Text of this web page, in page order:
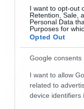
I want to opt-out
Retention, Sale,
Personal Data
Purposes for
Opted Out
Google consents
I want to allow
related to
device identifiers
που μας
μας και δεν μας
ζωή μας παρακάτω.
Μας κρατάνε
που έχει
αφήνει να